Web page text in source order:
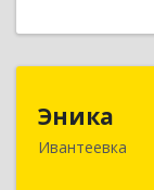
Эника
Ивантеевка